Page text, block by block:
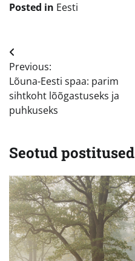
Posted in Eesti
Navigeerimine
Previous:
Lõuna-Eesti spaa: parim
sihtkoht lõõgastuseks ja
puhkuseks
Seotud postitused